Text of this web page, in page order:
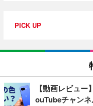
PICK UP
【動画レビュ
ouTubeチャン